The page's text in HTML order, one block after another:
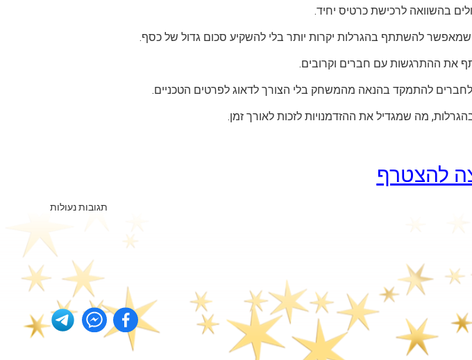
בהשוואה לרכישת כרטיס יחיד.
להשתתף בהגרלות יקרות יותר בלי להשקיע סכום גדול של כסף.
את ההתרגשות עם חברים וקרובים.
להתמקד בהנאה מהמשחק בלי הצורך לדאוג לפרטים הטכניים.
מה שמגדיל את ההזדמנויות לזכות לאורך זמן.
להצטרף
תגובות נעולות